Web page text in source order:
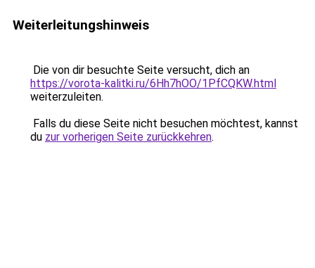
Weiterleitungshinweis
Die von dir besuchte Seite versucht, dich an
https://vorota-kalitki.ru/6Hh7hOO/1PfCQKW.html
weiterzuleiten.
Falls du diese Seite nicht besuchen möchtest, kannst
du zur vorherigen Seite zurückkehren.